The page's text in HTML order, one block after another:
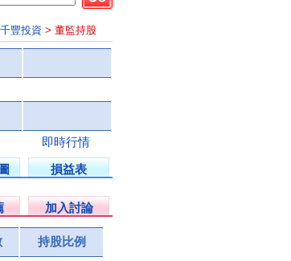
豐投資 > 董監持股
即時行情
損益表
加入討論
持股比例